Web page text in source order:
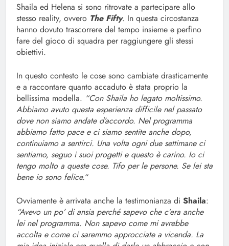
Shaila ed Helena si sono ritrovate a partecipare allo
stesso reality, ovvero The Fifty. In questa circostanza
hanno dovuto trascorrere del tempo insieme e perfino
fare del gioco di squadra per raggiungere gli stessi
obiettivi.
In questo contesto le cose sono cambiate drasticamente
e a raccontare quanto accaduto è stata proprio la
bellissima modella. “Con Shaila ho legato moltissimo.
Abbiamo avuto questa esperienza difficile nel passato
dove non siamo andate d’accordo. Nel programma
abbiamo fatto pace e ci siamo sentite anche dopo,
continuiamo a sentirci. Una volta ogni due settimane ci
sentiamo, seguo i suoi progetti e questo è carino. Io ci
tengo molto a queste cose. Tifo per le persone. Se lei sta
bene io sono felice.“
Ovviamente è arrivata anche la testimonianza di Shaila:
“Avevo un po’ di ansia perché sapevo che c’era anche
lei nel programma. Non sapevo come mi avrebbe
accolta e come ci saremmo approcciate a vicenda. La